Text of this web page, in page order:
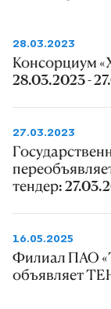
28.03.2023
Консорциум
28.03.2023 -
27.03.2023
тендер:
16.05.2025
Филиал ПАО
объявляет